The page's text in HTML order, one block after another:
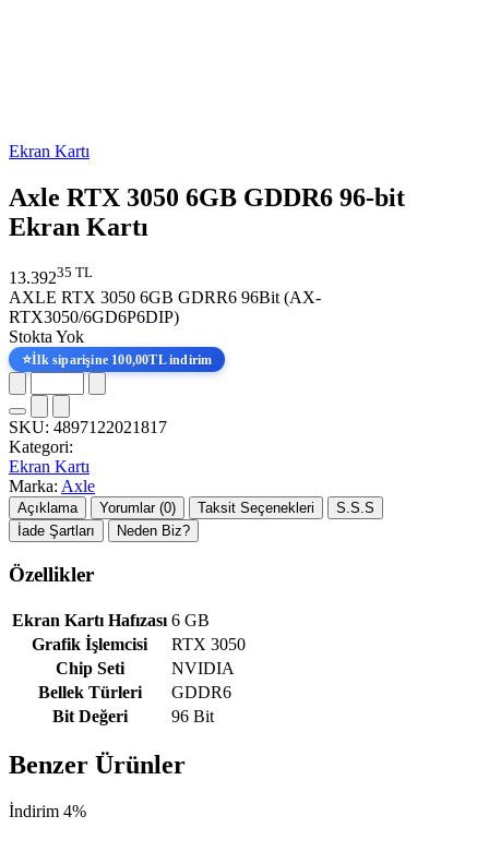
Ekran Kartı
Axle RTX 3050 6GB GDDR6 96-bit
Ekran Kartı
13.39235 TL
AXLE RTX 3050 6GB GDRR6 96Bit (AX-
RTX3050/6GD6P6DIP)
Stokta Yok
⭐İlk siparişine 100,00TL indirim
SKU: 4897122021817
Kategori:
Ekran Kartı
Marka: Axle
Açıklama Yorumlar (0) Taksit Seçenekleri
S.S.S
İade Şartları
Neden Biz?
Özellikler
Ekran Kartı Hafızası 6 GB
Grafik İşlemcisi
RTX 3050
Chip Seti
NVIDIA
Bellek Türleri
GDDR6
Bit Değeri
96 Bit
Benzer Ürünler
İndirim 4%